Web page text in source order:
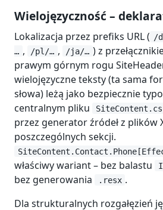
Wielojęzyczność –
Lokalizacja przez prefiks URL ( /
… , /pl/… , /ja/… ) z
prawym górnym rogu
wielojęzyczne teksty (ta sama
słowa) leżą jako bezpiecznie
centralnym pliku
SiteContent.cs
przez generator źródeł z plików
poszczególnych sekcji.
właściwy wariant – bez balastu
bez generowania
.resx .
Dla strukturalnych rozgałęzień